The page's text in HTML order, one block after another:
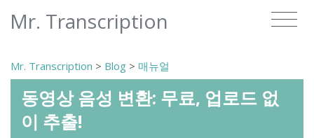
Mr. Transcription
Mr. Transcription > Blog > 매뉴얼
동영상 음성 변환: 무료, 업로드 없
이 추출!